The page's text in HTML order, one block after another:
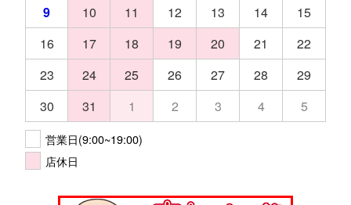
9
10 11 12 13 14
15
16
17 18 19 20 21
22
23
24 25 26 27 28
29
30
31 1 2 3 4 5
営業日(9:00~19:00)
店休日